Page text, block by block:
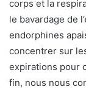
corps et la
le bavardage de
endorphines
concentrer sur
expirations pour
fin, nous nous